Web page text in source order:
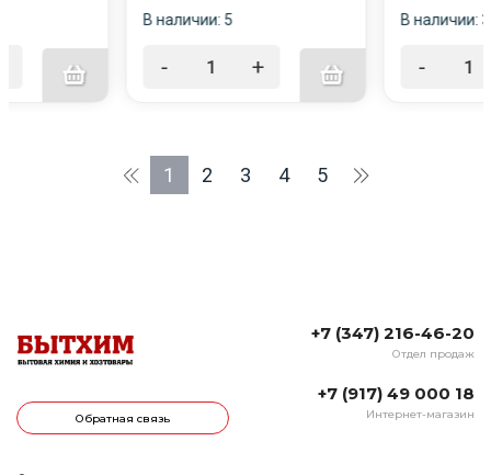
В наличии: 5
- +
В наличии: 3
-
1 2 3 4 5
Обратная связь
+7 (347) 216-46-20
Отдел продаж
+7 (917) 49 000 18
Интернет-магазин